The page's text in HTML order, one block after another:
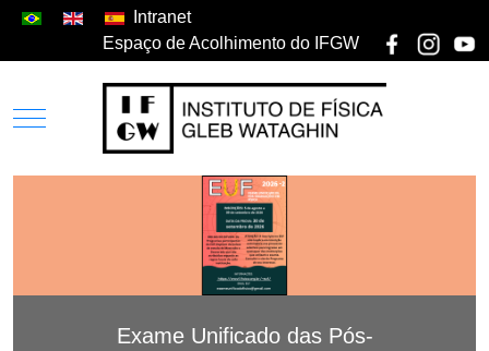
Intranet
Espaço de Acolhimento do IFGW
Exame Unificado das Pós-